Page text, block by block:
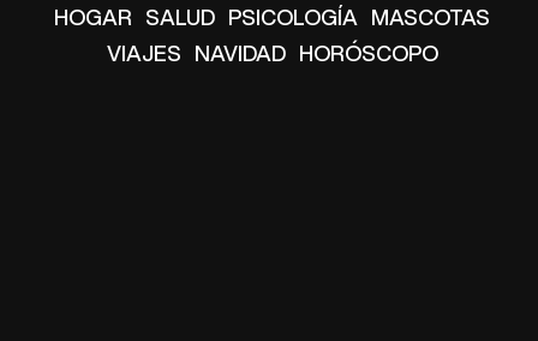
HOGAR SALUD PSICOLOGÍA MASCOTAS
VIAJES NAVIDAD HORÓSCOPO